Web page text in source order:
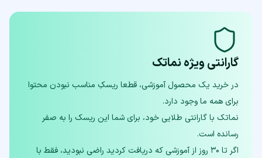
گارانتی ویژه نماتک
در خرید یک محصول آموزشی، قطعا ریسکِ مناسب نبودن محتوا
نماتک با گارانتی طلایی خود، برای شما این ریسک را به صفر
اگر تا ۳۰ روز از آموزشی که دریافت کردید راضی نبودید، فقط با